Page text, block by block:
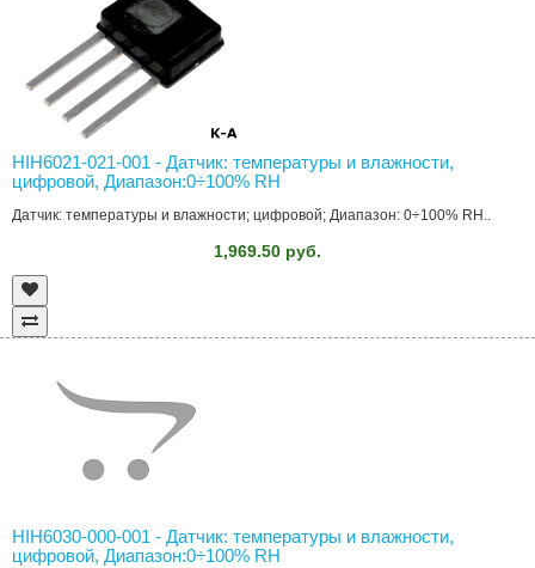
HIH6021-021-001 - Датчик: температуры и влажности,
цифровой, Диапазон:0÷100% RH
Датчик: температуры и влажности; цифровой; Диапазон: 0÷100% RH..
1,969.50 руб.
HIH6030-000-001 - Датчик: температуры и влажности,
цифровой, Диапазон:0÷100% RH